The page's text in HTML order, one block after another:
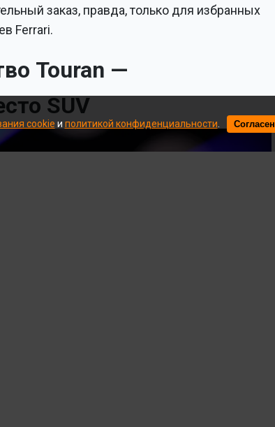
заказ, правда, только для избранных
Ferrari.
Touran —
SUV
cookie и политикой конфиденциальности Согласен